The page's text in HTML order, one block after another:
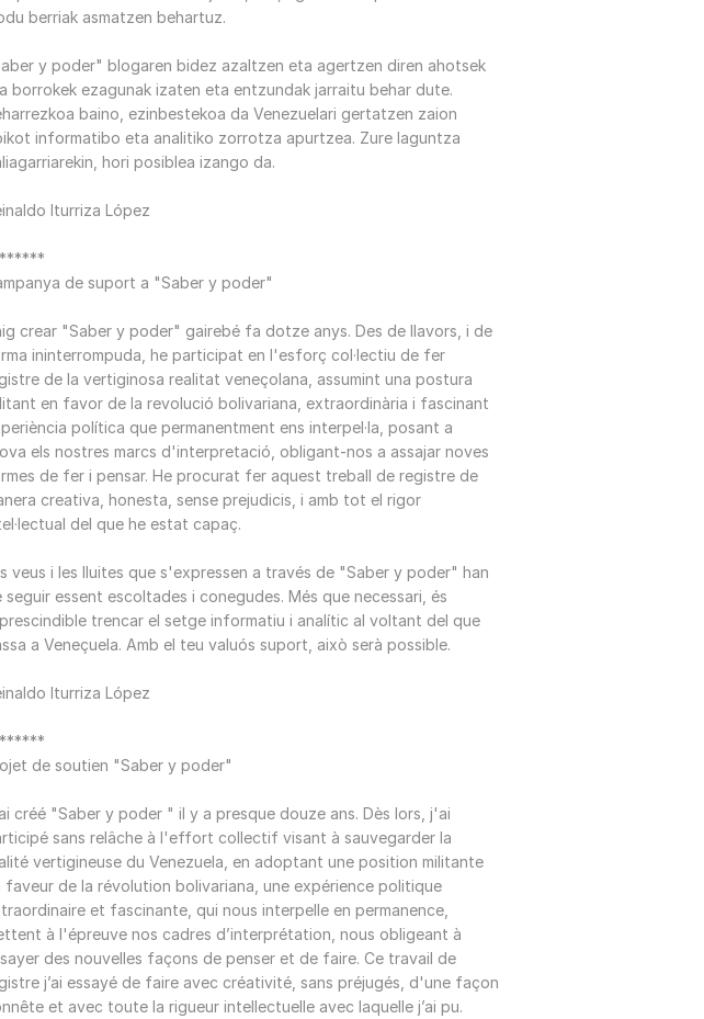
berriak asmatzen behartuz.
y poder" blogaren bidez azaltzen eta agertzen diren ahotsek
borrokek ezagunak izaten eta entzundak jarraitu behar dute.
baino, ezinbestekoa da Venezuelari gertatzen zaion
informatibo eta analitiko zorrotza apurtzea. Zure laguntza
hori posiblea izango da.
Iturriza López
de suport a "Saber y poder"
crear "Saber y poder" gairebé fa dotze anys. Des de llavors, i de
ininterrompuda, he participat en l'esforç col·lectiu de fer
de la vertiginosa realitat veneçolana, assumint una postura
en favor de la revolució bolivariana, extraordinària i fascinant
política que permanentment ens interpel·la, posant a
els nostres marcs d'interpretació, obligant-nos a assajar noves
de fer i pensar. He procurat fer aquest treball de registre de
creativa, honesta, sense prejudicis, i amb tot el rigor
del que he estat capaç.
veus i les lluites que s'expressen a través de "Saber y poder" han
seguir essent escoltades i conegudes. Més que necessari, és
trencar el setge informatiu i analític al voltant del que
a Veneçuela. Amb el teu valuós suport, això serà possible.
Iturriza López
de soutien "Saber y poder"
créé "Saber y poder " il y a presque douze ans. Dès lors, j'ai
sans relâche à l'effort collectif visant à sauvegarder la
vertigineuse du Venezuela, en adoptant une position militante
faveur de la révolution bolivariana, une expérience politique
et fascinante, qui nous interpelle en permanence,
à l'épreuve nos cadres d’interprétation, nous obligeant à
des nouvelles façons de penser et de faire. Ce travail de
j’ai essayé de faire avec créativité, sans préjugés, d'une façon
et avec toute la rigueur intellectuelle avec laquelle j’ai pu.